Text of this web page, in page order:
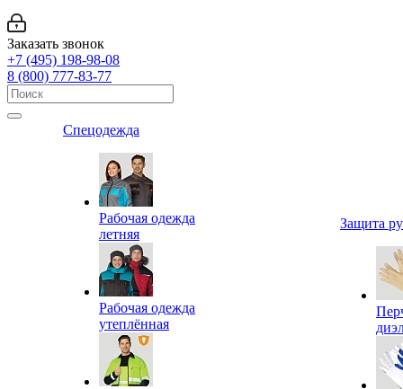
Заказать звонок
+7 (495) 198-98-08
8 (800) 777-83-77
Спецодежда
Рабочая одежда
летняя
Рабочая одежда
утеплённая
Защита